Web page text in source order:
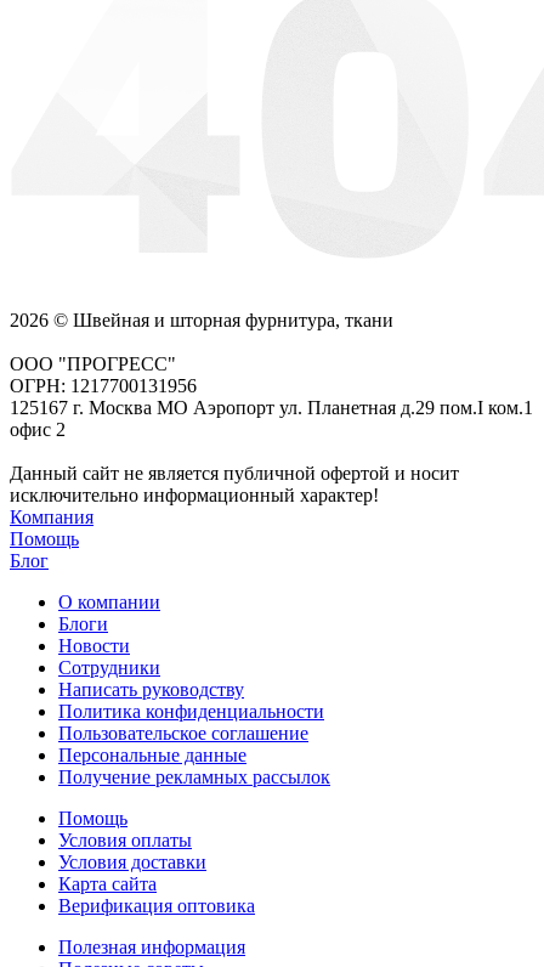
2026 © Швейная и шторная фурнитура, ткани
ООО "ПРОГРЕСС"
ОГРН: 1217700131956
125167 г. Москва МО Аэропорт ул. Планетная д.29 пом.I ком.1
офис 2
Данный сайт не является публичной офертой и носит
исключительно информационный характер!
Компания
Помощь
Блог
О компании
Блоги
Новости
Сотрудники
Написать руководству
Политика конфиденциальности
Пользовательское соглашение
Персональные данные
Получение рекламных рассылок
Помощь
Условия оплаты
Условия доставки
Карта сайта
Верификация оптовика
Полезная информация